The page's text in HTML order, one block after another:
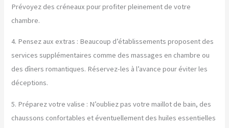
Prévoyez des créneaux pour profiter pleinement de votre
chambre.
4. Pensez aux extras : Beaucoup d’établissements proposent des
services supplémentaires comme des massages en chambre ou
des dîners romantiques. Réservez-les à l’avance pour éviter les
déceptions.
5. Préparez votre valise : N’oubliez pas votre maillot de bain, des
chaussons confortables et éventuellement des huiles essentielles